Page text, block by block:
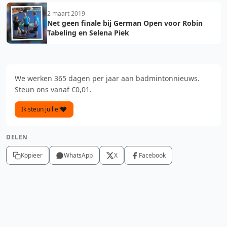
2 maart 2019
Net geen finale bij German Open voor Robin
Tabeling en Selena Piek
We werken 365 dagen per jaar aan badmintonnieuws.
Steun ons vanaf €0,01.
Ik steun jullie!
DELEN
Kopieer WhatsApp X Facebook